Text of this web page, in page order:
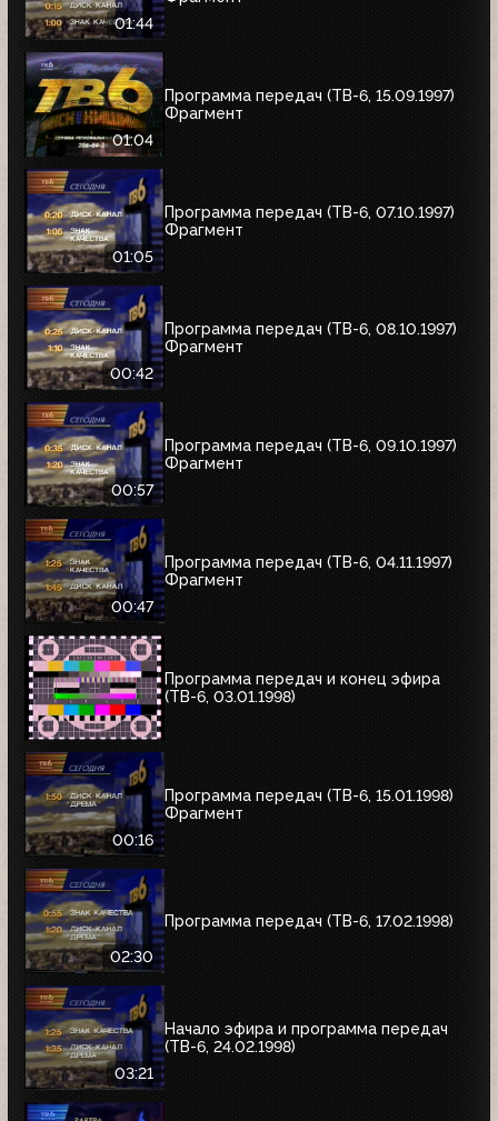
01:44
01:04
Программа передач (ТВ-6, 15.09.1997)
Фрагмент
01:05
Программа передач (ТВ-6, 07.10.1997)
Фрагмент
00:42
Программа передач (ТВ-6, 08.10.1997)
Фрагмент
00:57
Программа передач (ТВ-6, 09.10.1997)
Фрагмент
00:47
Программа передач (ТВ-6, 04.11.1997)
Фрагмент
Программа передач и конец эфира
(ТВ-6, 03.01.1998)
00:16
Программа передач (ТВ-6, 15.01.1998)
Фрагмент
02:30
Программа передач (ТВ-6, 17.02.1998)
03:21
Начало эфира и программа передач
(ТВ-6, 24.02.1998)